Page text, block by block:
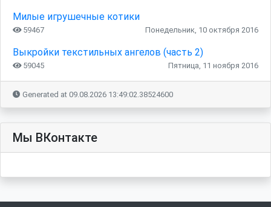
Милые игрушечные котики
59467 Понедельник, 10 октября 2016
Выкройки текстильных ангелов (часть 2)
59045 Пятница, 11 ноября 2016
Generated at 09.08.2026 13:49:02.38524600
Мы ВКонтакте